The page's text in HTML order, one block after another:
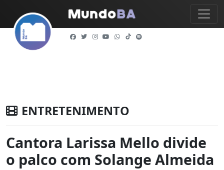
ENTRETENIMENTO
Cantora Larissa Mello divide
o palco com Solange Almeida